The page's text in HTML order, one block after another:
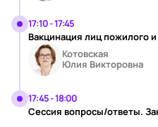
17:10 - 17:45
Вакцинация лиц пожилого и
Котовская
Юлия Викторовна
17:45 - 18:00
Сессия вопросы/ответы.